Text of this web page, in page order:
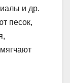
и др.
песок,